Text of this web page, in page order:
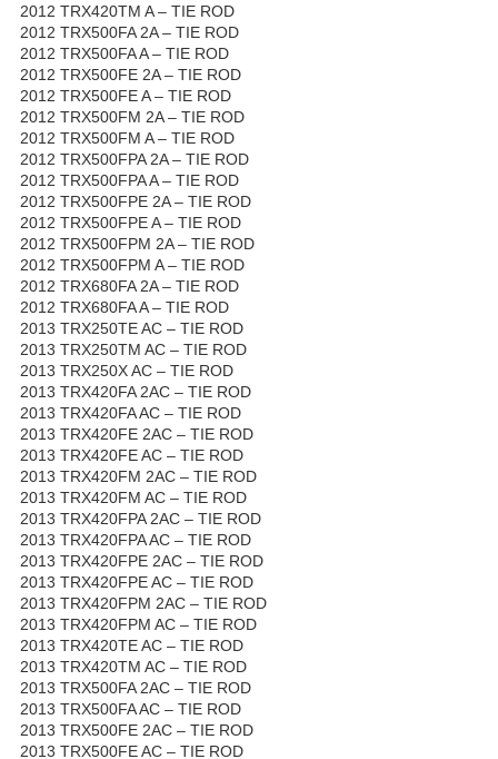
2012 TRX420TM A – TIE ROD
2012 TRX500FA 2A – TIE ROD
2012 TRX500FA A – TIE ROD
2012 TRX500FE 2A – TIE ROD
2012 TRX500FE A – TIE ROD
2012 TRX500FM 2A – TIE ROD
2012 TRX500FM A – TIE ROD
2012 TRX500FPA 2A – TIE ROD
2012 TRX500FPA A – TIE ROD
2012 TRX500FPE 2A – TIE ROD
2012 TRX500FPE A – TIE ROD
2012 TRX500FPM 2A – TIE ROD
2012 TRX500FPM A – TIE ROD
2012 TRX680FA 2A – TIE ROD
2012 TRX680FA A – TIE ROD
2013 TRX250TE AC – TIE ROD
2013 TRX250TM AC – TIE ROD
2013 TRX250X AC – TIE ROD
2013 TRX420FA 2AC – TIE ROD
2013 TRX420FA AC – TIE ROD
2013 TRX420FE 2AC – TIE ROD
2013 TRX420FE AC – TIE ROD
2013 TRX420FM 2AC – TIE ROD
2013 TRX420FM AC – TIE ROD
2013 TRX420FPA 2AC – TIE ROD
2013 TRX420FPA AC – TIE ROD
2013 TRX420FPE 2AC – TIE ROD
2013 TRX420FPE AC – TIE ROD
2013 TRX420FPM 2AC – TIE ROD
2013 TRX420FPM AC – TIE ROD
2013 TRX420TE AC – TIE ROD
2013 TRX420TM AC – TIE ROD
2013 TRX500FA 2AC – TIE ROD
2013 TRX500FA AC – TIE ROD
2013 TRX500FE 2AC – TIE ROD
2013 TRX500FE AC – TIE ROD